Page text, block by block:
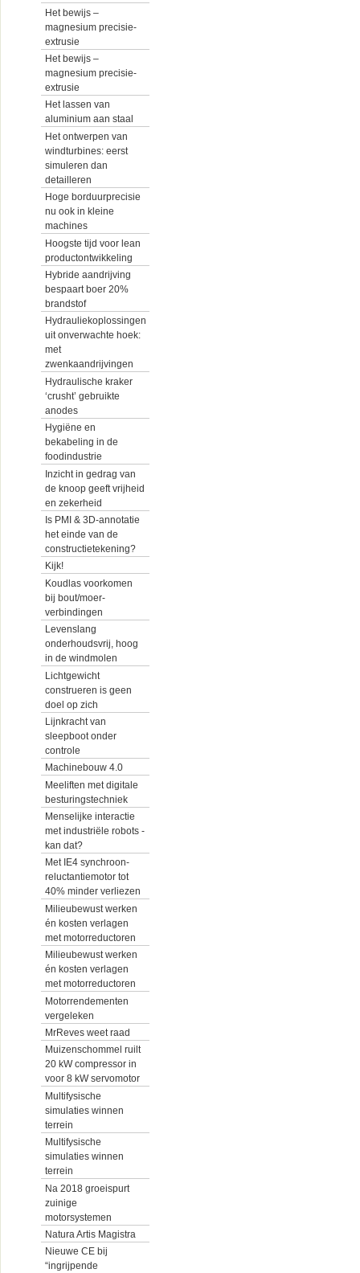
Het bewijs –
magnesium precisie-
extrusie
Het bewijs –
magnesium precisie-
extrusie
Het lassen van
aluminium aan staal
Het ontwerpen van
windturbines: eerst
simuleren dan
detailleren
Hoge borduurprecisie
nu ook in kleine
machines
Hoogste tijd voor lean
productontwikkeling
Hybride aandrijving
bespaart boer 20%
brandstof
Hydrauliekoplossingen
uit onverwachte hoek:
met
zwenkaandrijvingen
Hydraulische kraker
‘crusht’ gebruikte
anodes
Hygiëne en
bekabeling in de
foodindustrie
Inzicht in gedrag van
de knoop geeft vrijheid
en zekerheid
Is PMI & 3D-annotatie
het einde van de
constructietekening?
Kijk!
Koudlas voorkomen
bij bout/moer-
verbindingen
Levenslang
onderhoudsvrij, hoog
in de windmolen
Lichtgewicht
construeren is geen
doel op zich
Lijnkracht van
sleepboot onder
controle
Machinebouw 4.0
Meeliften met digitale
besturingstechniek
Menselijke interactie
met industriële robots -
kan dat?
Met IE4 synchroon-
reluctantiemotor tot
40% minder verliezen
Milieubewust werken
én kosten verlagen
met motorreductoren
Milieubewust werken
én kosten verlagen
met motorreductoren
Motorrendementen
vergeleken
MrReves weet raad
Muizenschommel ruilt
20 kW compressor in
voor 8 kW servomotor
Multifysische
simulaties winnen
terrein
Multifysische
simulaties winnen
terrein
Na 2018 groeispurt
zuinige
motorsystemen
Natura Artis Magistra
Nieuwe CE bij
“ingrijpende